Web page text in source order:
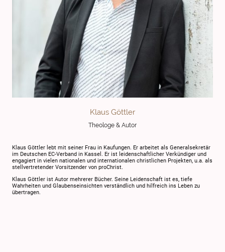
Klaus Göttler
Theologe & Autor
Klaus Göttler lebt mit seiner Frau in Kaufungen. Er arbeitet als Generalsekretär
im Deutschen EC-Verband in Kassel. Er ist leidenschaftlicher Verkündiger und
engagiert in vielen nationalen und internationalen christlichen Projekten, u.a. als
stellvertretender Vorsitzender von proChrist.
Klaus Göttler ist Autor mehrerer Bücher. Seine Leidenschaft ist es, tiefe
Wahrheiten und Glaubenseinsichten verständlich und hilfreich ins Leben zu
übertragen.